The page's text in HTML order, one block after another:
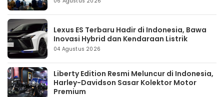
Lexus ES Terbaru Hadir di Indonesia, Bawa
Inovasi Hybrid dan Kendaraan Listrik
04 Agustus 2026
Liberty Edition Resmi Meluncur di Indonesia,
Harley-Davidson Sasar Kolektor Motor
Premium